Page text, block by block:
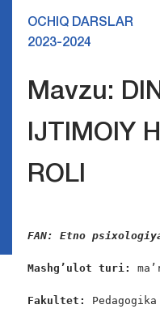
OCHIQ DARSLAR
2023-2024
Mavzu:
IJTIMOIY
ROLI
FAN: Etno
Mashg’ulot turi:
Fakultet: